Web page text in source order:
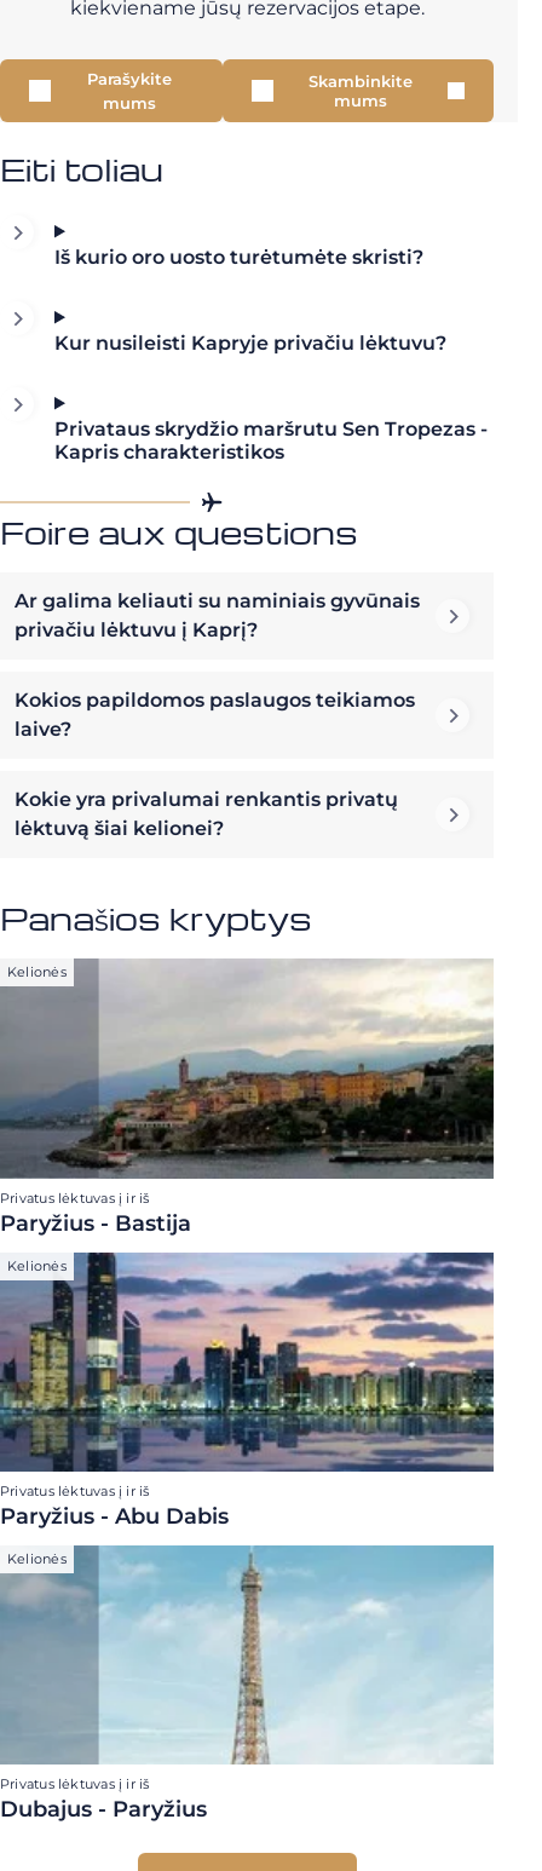
kiekviename jūsų rezervacijos etape.
Parašykite
mums
Skambinkite
mums
Eiti toliau
Iš kurio oro uosto turėtumėte skristi?
Kur nusileisti Kapryje privačiu lėktuvu?
Privataus skrydžio maršrutu Sen Tropezas -
Kapris charakteristikos
Foire aux questions
Ar galima keliauti su naminiais gyvūnais
privačiu lėktuvu į Kaprį?
Kokios papildomos paslaugos teikiamos
laive?
Kokie yra privalumai renkantis privatų
lėktuvą šiai kelionei?
Panašios kryptys
Kelionės
Privatus lėktuvas į ir iš
Paryžius - Bastija
Kelionės
Privatus lėktuvas į ir iš
Paryžius - Abu Dabis
Kelionės
Privatus lėktuvas į ir iš
Dubajus - Paryžius